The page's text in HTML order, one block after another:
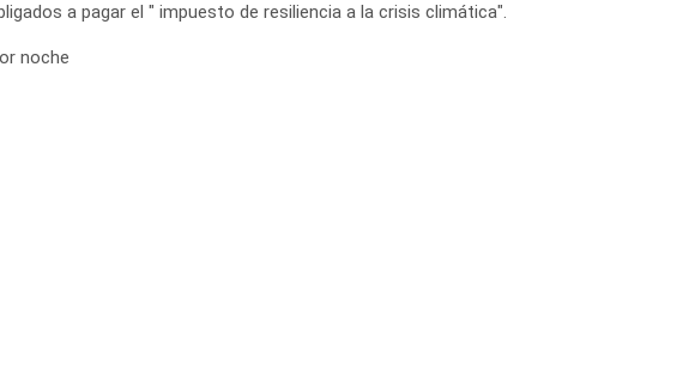
a pagar el " impuesto de resiliencia a la crisis climática".
noche